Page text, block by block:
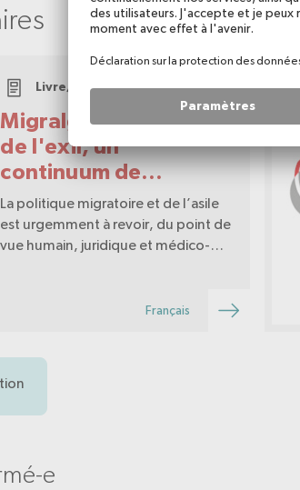
Migralgie: Le chemin
de l'exil, un
continuum de
violence
Livre/rapport
La politique migratoire et de l’asile
est urgemment à revoir, du point de
vue humain, juridique et médico-
conscientes des défauts des lois.
Français
e